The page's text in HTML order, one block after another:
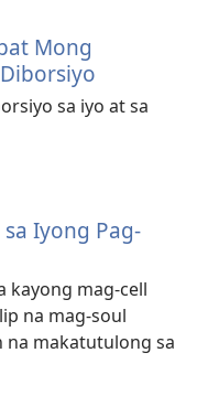
Mong
sa iyo at sa
Iyong Pag-
kayong mag-cell
na mag-soul
na makatutulong sa